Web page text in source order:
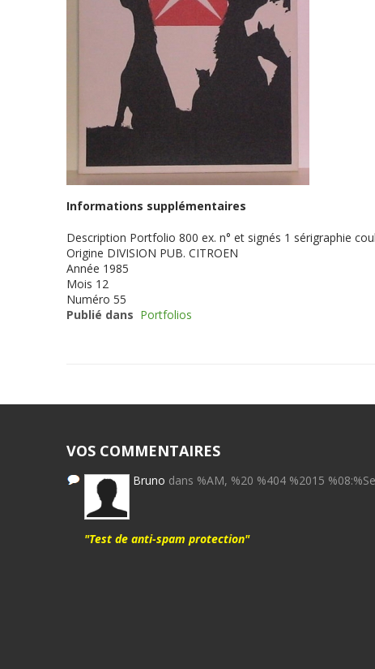
Informations supplémentaires
Description Portfolio 800 ex. n° et signés 1 sérigraphie
Origine DIVISION PUB. CITROEN
Année 1985
Mois 12
Numéro 55
Publié dans Portfolios
VOS COMMENTAIRES
Bruno dans %AM, %20 %404 %2015
"Test de anti-spam protection"